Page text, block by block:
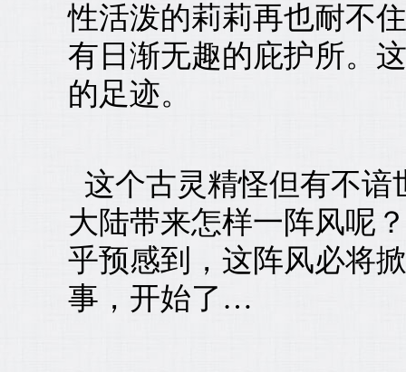
性活泼的莉莉再也耐不
有日渐无趣的庇护所。
的足迹。
这个古灵精怪但有不谙
大陆带来怎样一阵风呢
乎预感到，这阵风必将
事，开始了…